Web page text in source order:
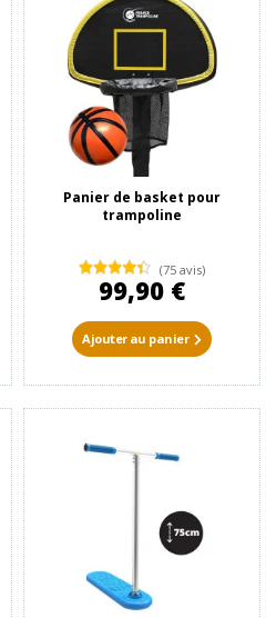
Panier de basket pour
trampoline
(75 avis)
99,90 €
Ajouter au panier